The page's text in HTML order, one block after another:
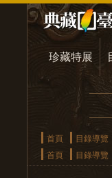
珍藏特展
首頁 目錄導覽
首頁
目錄導覽